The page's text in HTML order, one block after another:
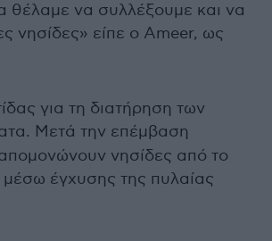
θέλαμε να συλλέξουμε και να
νησίδες» είπε ο Ameer, ως
για τη διατήρηση των
Μετά την επέμβαση
νησίδες από το
έγχυσης της πυλαίας